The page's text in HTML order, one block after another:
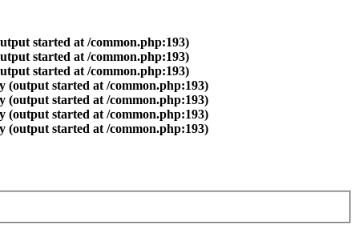
started at /common.php:193)
started at /common.php:193)
started at /common.php:193)
(output started at /common.php:193)
(output started at /common.php:193)
(output started at /common.php:193)
(output started at /common.php:193)